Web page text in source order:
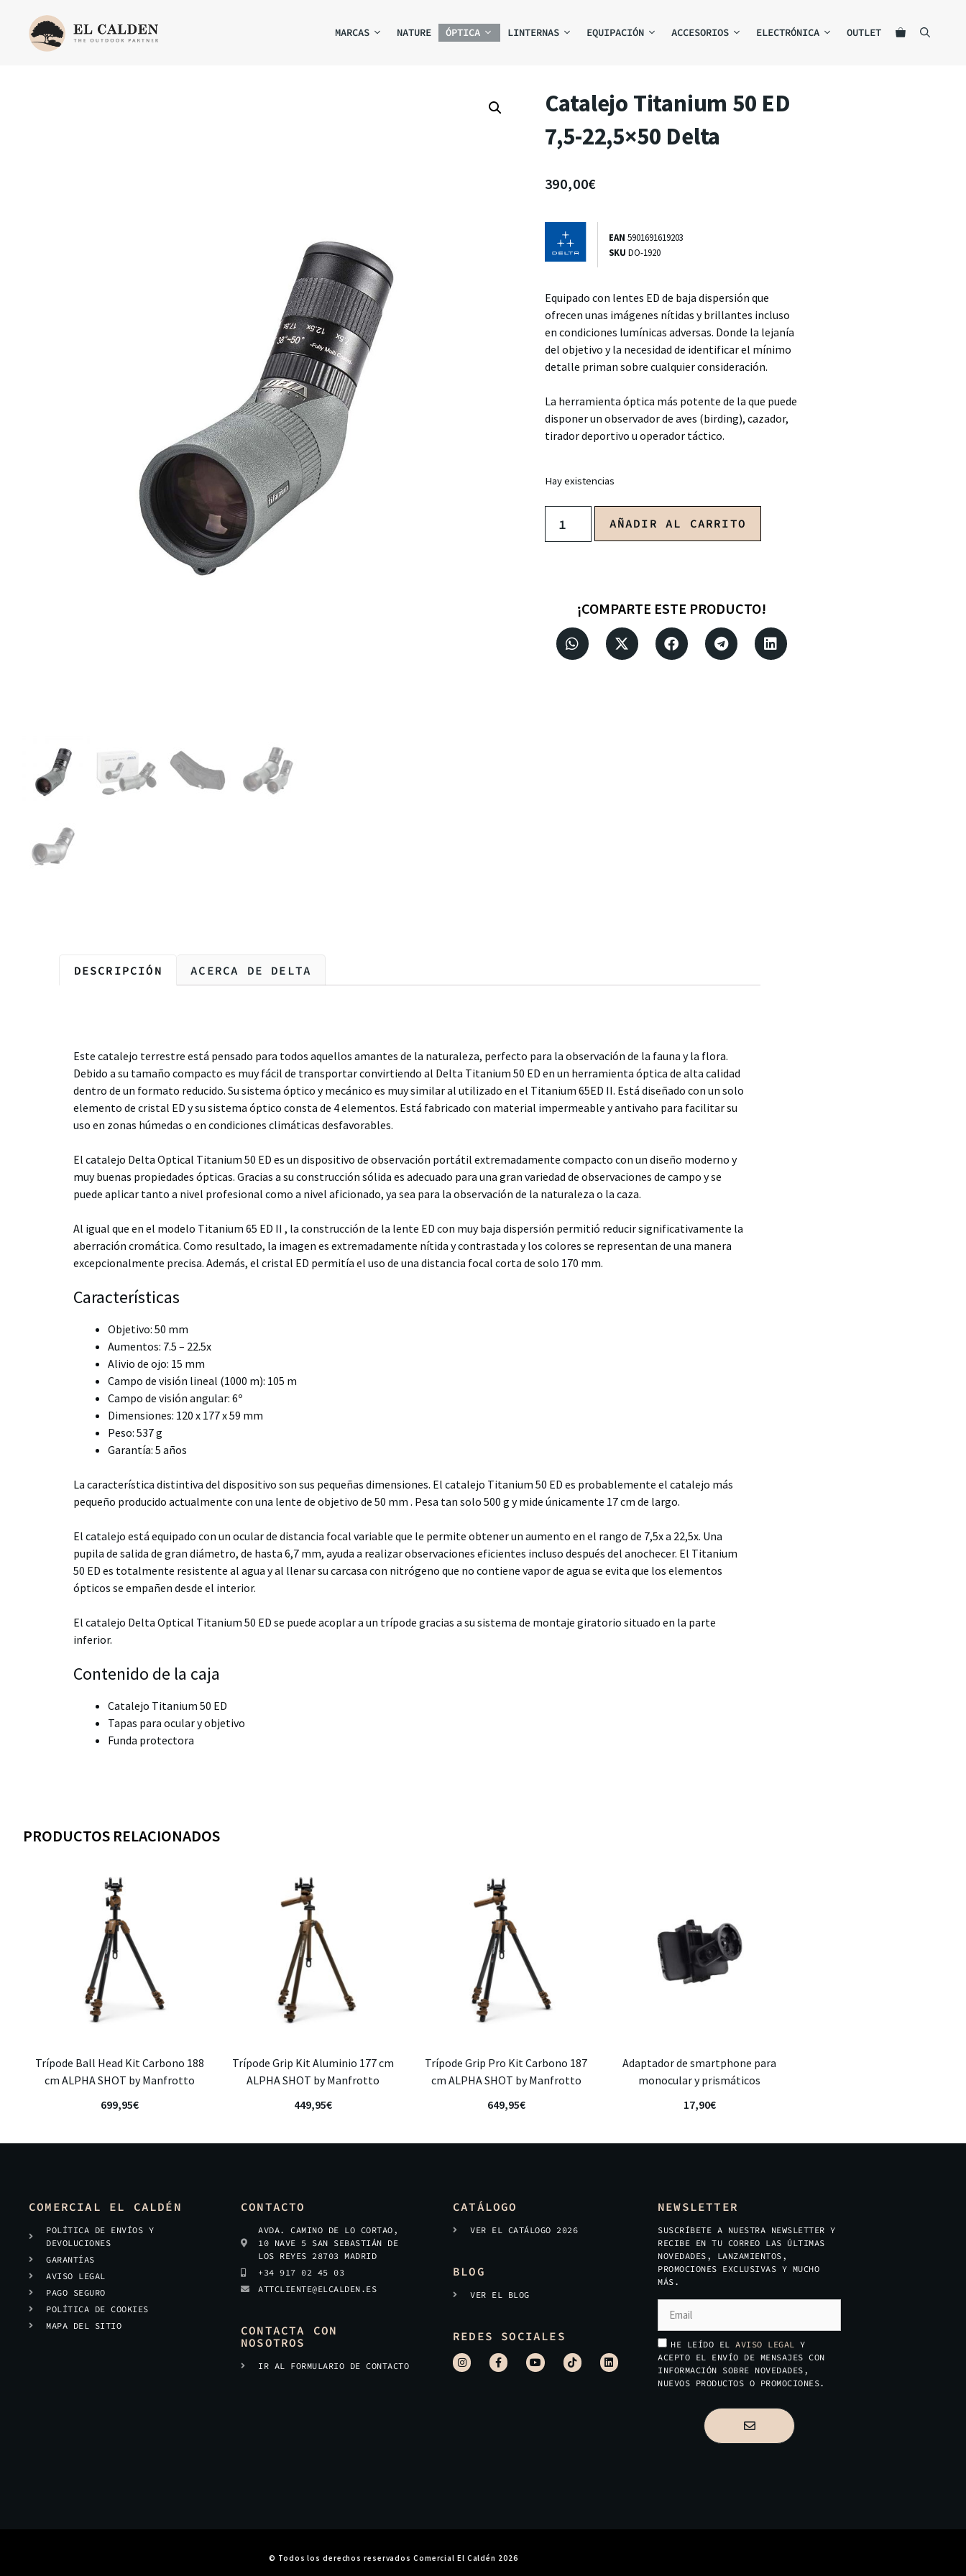
MARCAS NATURE ÓPTICA LINTERNAS EQUIPACIÓN ACCESORIOS ELECTRÓNICA OUTLET
Catalejo Titanium 50 ED
7,5-22,5×50 Delta
390,00€
EAN5901691619203
SKUDO-1920
Equipado con lentes ED de baja dispersión que
ofrecen unas imágenes nítidas y brillantes incluso
en condiciones lumínicas adversas. Donde la lejanía
del objetivo y la necesidad de identificar el mínimo
detalle priman sobre cualquier consideración.
La herramienta óptica más potente de la que puede
disponer un observador de aves (birding), cazador,
tirador deportivo u operador táctico.
Hay existencias
AÑADIR AL CARRITO
¡COMPARTE ESTE PRODUCTO!
DESCRIPCIÓN ACERCA DE DELTA
Este catalejo terrestre está pensado para todos aquellos amantes de la naturaleza, perfecto para la observación de la fauna y la flora.
Debido a su tamaño compacto es muy fácil de transportar convirtiendo al Delta Titanium 50 ED en un herramienta óptica de alta calidad
dentro de un formato reducido. Su sistema óptico y mecánico es muy similar al utilizado en el Titanium 65ED II. Está diseñado con un solo
elemento de cristal ED y su sistema óptico consta de 4 elementos. Está fabricado con material impermeable y antivaho para facilitar su
uso en zonas húmedas o en condiciones climáticas desfavorables.
El catalejo Delta Optical Titanium 50 ED es un dispositivo de observación portátil extremadamente compacto con un diseño moderno y
muy buenas propiedades ópticas. Gracias a su construcción sólida es adecuado para una gran variedad de observaciones de campo y se
puede aplicar tanto a nivel profesional como a nivel aficionado, ya sea para la observación de la naturaleza o la caza.
Al igual que en el modelo Titanium 65 ED II , la construcción de la lente ED con muy baja dispersión permitió reducir significativamente la
aberración cromática. Como resultado, la imagen es extremadamente nítida y contrastada y los colores se representan de una manera
excepcionalmente precisa. Además, el cristal ED permitía el uso de una distancia focal corta de solo 170 mm.
Características
Objetivo: 50 mm
Aumentos: 7.5 – 22.5x
Alivio de ojo: 15 mm
Campo de visión lineal (1000 m): 105 m
Campo de visión angular: 6º
Dimensiones: 120 x 177 x 59 mm
Peso: 537 g
Garantía: 5 años
La característica distintiva del dispositivo son sus pequeñas dimensiones. El catalejo Titanium 50 ED es probablemente el catalejo más
pequeño producido actualmente con una lente de objetivo de 50 mm . Pesa tan solo 500 g y mide únicamente 17 cm de largo.
El catalejo está equipado con un ocular de distancia focal variable que le permite obtener un aumento en el rango de 7,5x a 22,5x. Una
pupila de salida de gran diámetro, de hasta 6,7 ​​mm, ayuda a realizar observaciones eficientes incluso después del anochecer. El Titanium
50 ED es totalmente resistente al agua y al llenar su carcasa con nitrógeno que no contiene vapor de agua se evita que los elementos
ópticos se empañen desde el interior.
El catalejo Delta Optical Titanium 50 ED se puede acoplar a un trípode gracias a su sistema de montaje giratorio situado en la parte
inferior.
Contenido de la caja
Catalejo Titanium 50 ED
Tapas para ocular y objetivo
Funda protectora
PRODUCTOS RELACIONADOS
Trípode Ball Head Kit Carbono 188
cm ALPHA SHOT by Manfrotto
699,95€
Trípode Grip Kit Aluminio 177 cm
ALPHA SHOT by Manfrotto
449,95€
Trípode Grip Pro Kit Carbono 187
cm ALPHA SHOT by Manfrotto
649,95€
Adaptador de smartphone para
monocular y prismáticos
17,90€
COMERCIAL EL CALDÉN
POLÍTICA DE ENVÍOS Y
DEVOLUCIONES
GARANTÍAS
AVISO LEGAL
PAGO SEGURO
POLÍTICA DE COOKIES
MAPA DEL SITIO
CONTACTO
AVDA. CAMINO DE LO CORTAO,
10 NAVE 5 SAN SEBASTIÁN DE
LOS REYES 28703 MADRID
+34 917 02 45 03
ATTCLIENTE@ELCALDEN.ES
CONTACTA CON
NOSOTROS
IR AL FORMULARIO DE CONTACTO
CATÁLOGO
VER EL CATÁLOGO 2026
BLOG
VER EL BLOG
REDES SOCIALES
NEWSLETTER
SUSCRÍBETE A NUESTRA NEWSLETTER Y
RECIBE EN TU CORREO LAS ÚLTIMAS
NOVEDADES, LANZAMIENTOS,
PROMOCIONES EXCLUSIVAS Y MUCHO
MÁS.
HE LEÍDO EL AVISO LEGAL Y
ACEPTO EL ENVÍO DE MENSAJES CON
INFORMACIÓN SOBRE NOVEDADES,
NUEVOS PRODUCTOS O PROMOCIONES.
© Todos los derechos reservados Comercial El Caldén 2026